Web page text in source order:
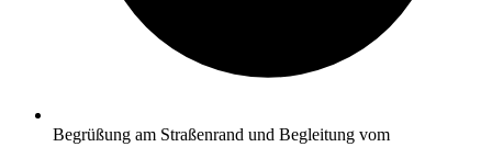
Begrüßung am Straßenrand und Begleitung vom